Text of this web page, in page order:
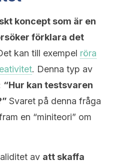
koncept som är en
förklara det
kan till exempel röra
. Denna typ av
“Hur kan testsvaren
Svaret på denna fråga
en “miniteori” om
av att skaffa